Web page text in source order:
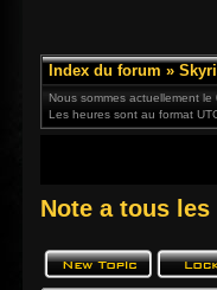
Index du forum »
Nous sommes actuellement
Les heures sont au format
Note a tous les